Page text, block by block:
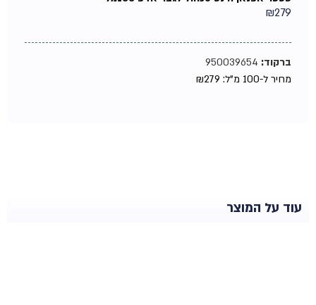
₪279
ברקוד:950039654
מחיר ל-100 מ"ל:
₪279
עוד על המוצר